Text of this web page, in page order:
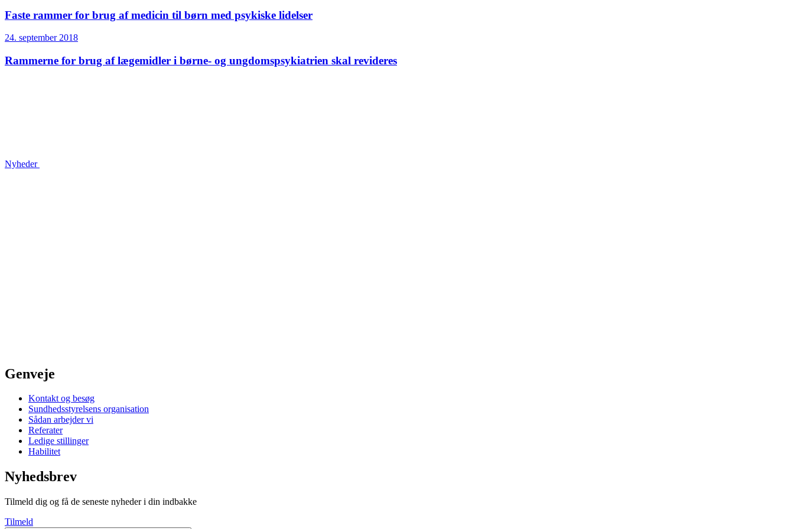
Faste rammer for brug af medicin til børn med psykiske lidelser
24. september 2018
Rammerne for brug af lægemidler i børne- og ungdoms­psykiatrien skal revideres
Nyheder
Genveje
Kontakt og besøg
Sundhedsstyrelsens organisation
Sådan arbejder vi
Referater
Ledige stillinger
Habilitet
Nyhedsbrev
Tilmeld dig og få de seneste nyheder i din indbakke
Tilmeld